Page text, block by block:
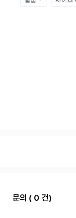
문의 ( 0 건)